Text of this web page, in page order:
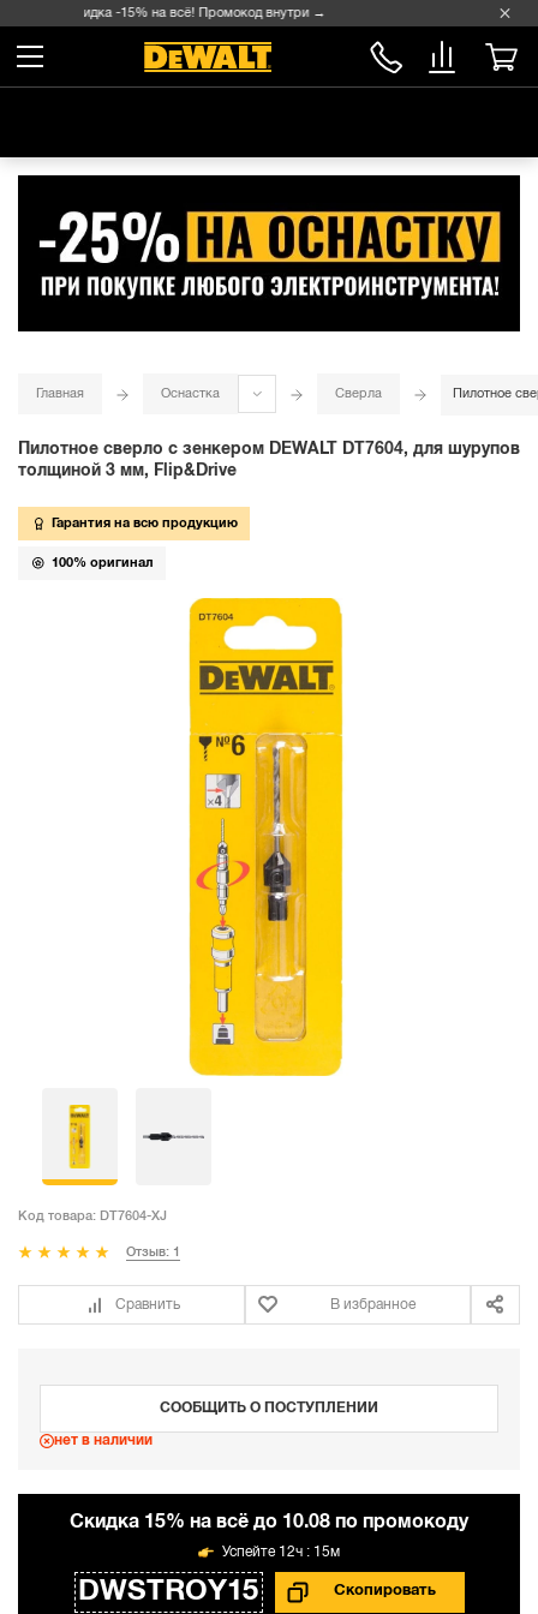
Скидка -15% на всё! Промокод внутри →
Главная Оснастка Сверла Пилотное
Пилотное сверло с зенкером DEWALT DT7604, для шурупов
толщиной 3 мм, Flip&Drive
Гарантия на всю продукцию
100% оригинал
Код товара: DT7604-XJ
Отзыв: 1
Сравнить В избранное
СООБЩИТЬ О ПОСТУПЛЕНИИ
нет в наличии
Cкидка 15% на всё до 10.08 по промокоду
DWSTROY15
12ч : 15м